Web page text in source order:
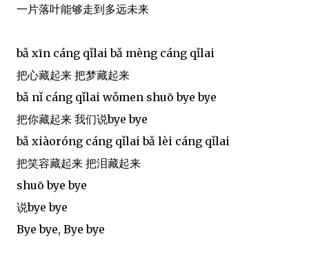
一片落叶能够走到多远未来
bǎ xīn cáng qǐlai bǎ mèng cáng qǐlai
把心藏起来 把梦藏起来
bǎ nǐ cáng qǐlai wǒmen shuō bye bye
把你藏起来 我们说bye bye
bǎ xiàoróng cáng qǐlai bǎ lèi cáng qǐlai
把笑容藏起来 把泪藏起来
shuō bye bye
说bye bye
Bye bye, Bye bye